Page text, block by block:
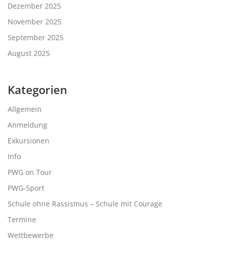
Dezember 2025
November 2025
September 2025
August 2025
Kategorien
Allgemein
Anmeldung
Exkursionen
Info
PWG on Tour
PWG-Sport
Schule ohne Rassismus – Schule mit Courage
Termine
Wettbewerbe